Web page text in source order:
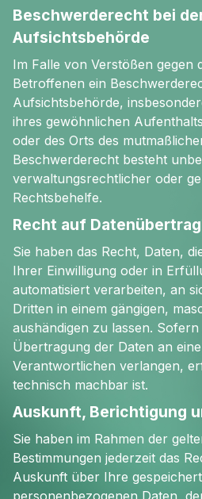
Beschwerderecht bei
Aufsichtsbehörde
Im Falle von Verstößen gegen
Betroffenen ein
Aufsichtsbehörde,
ihres gewöhnlichen
oder des Orts des
Beschwerderecht besteht
verwaltungsrechtlicher oder
Rechtsbehelfe.
Recht auf
Sie haben das Recht, Daten,
Ihrer Einwilligung oder in
automatisiert verarbeiten, an
Dritten in einem gängigen,
aushändigen zu lassen. Sofern
Übertragung der Daten an
Verantwortlichen verlangen,
technisch machbar ist.
Auskunft, Berichtigung
Sie haben im Rahmen der
Bestimmungen jederzeit das
Auskunft über Ihre
personenbezogenen Daten,